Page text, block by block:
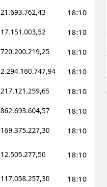
21.693.762,43 18:10
17.151.003,52 18:10
720.200.219,25 18:10
2.294.160.747,94 18:10
217.121.259,65 18:10
862.693.604,57 18:10
169.375.227,30 18:10
12.505.277,50 18:10
117.058.257,30 18:10